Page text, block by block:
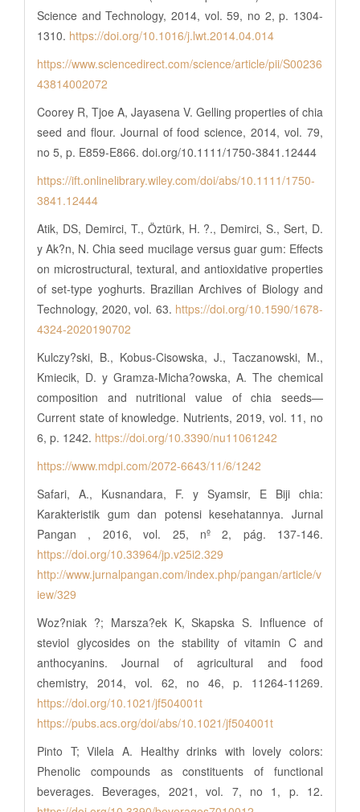
Science and Technology, 2014, vol. 59, no 2, p. 1304-
1310. https://doi.org/10.1016/j.lwt.2014.04.014
https://www.sciencedirect.com/science/article/pii/S00236
43814002072
Coorey R, Tjoe A, Jayasena V. Gelling properties of chia
seed and flour. Journal of food science, 2014, vol. 79,
no 5, p. E859-E866. doi.org/10.1111/1750-3841.12444
https://ift.onlinelibrary.wiley.com/doi/abs/10.1111/1750-
3841.12444
Atik, DS, Demirci, T., Öztürk, H. ?., Demirci, S., Sert, D.
y Ak?n, N. Chia seed mucilage versus guar gum: Effects
on microstructural, textural, and antioxidative properties
of set-type yoghurts. Brazilian Archives of Biology and
Technology, 2020, vol. 63. https://doi.org/10.1590/1678-
4324-2020190702
Kulczy?ski, B., Kobus-Cisowska, J., Taczanowski, M.,
Kmiecik, D. y Gramza-Micha?owska, A. The chemical
composition and nutritional value of chia seeds—
Current state of knowledge. Nutrients, 2019, vol. 11, no
6, p. 1242. https://doi.org/10.3390/nu11061242
https://www.mdpi.com/2072-6643/11/6/1242
Safari, A., Kusnandara, F. y Syamsir, E Biji chia:
Karakteristik gum dan potensi kesehatannya. Jurnal
Pangan , 2016, vol. 25, nº 2, pág. 137-146.
https://doi.org/10.33964/jp.v25i2.329
http://www.jurnalpangan.com/index.php/pangan/article/v
iew/329
Woz?niak ?; Marsza?ek K, Skapska S. Influence of
steviol glycosides on the stability of vitamin C and
anthocyanins. Journal of agricultural and food
chemistry, 2014, vol. 62, no 46, p. 11264-11269.
https://doi.org/10.1021/jf504001t
https://pubs.acs.org/doi/abs/10.1021/jf504001t
Pinto T; Vilela A. Healthy drinks with lovely colors:
Phenolic compounds as constituents of functional
beverages. Beverages, 2021, vol. 7, no 1, p. 12.